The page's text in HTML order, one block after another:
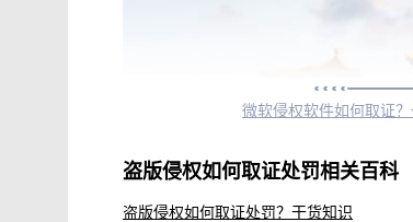
微软侵权软件如何取证
盗版侵权如何取证处罚相关百科
盗版侵权如何取证处罚？干货知识